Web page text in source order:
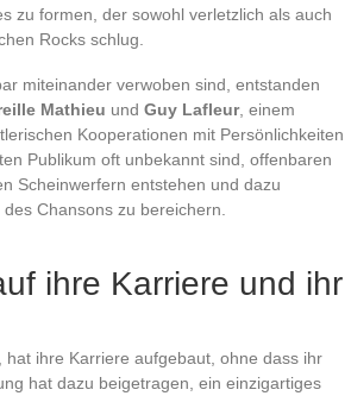
zu formen, der sowohl verletzlich als auch
Rocks schlug.
miteinander verwoben sind, entstanden
Mathieu und Guy Lafleur, einem
Kooperationen mit Persönlichkeiten
Publikum oft unbekannt sind, offenbaren
Scheinwerfern entstehen und dazu
Chansons zu bereichern.
ihre Karriere und ihr
hat ihre Karriere aufgebaut, ohne dass ihr
hat dazu beigetragen, ein einzigartiges